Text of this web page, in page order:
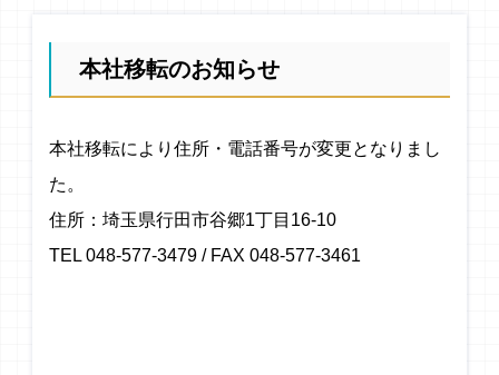
本社移転のお知らせ
本社移転により住所・電話番号が変更となりまし
た。
住所：埼玉県行田市谷郷1丁目16-10
TEL 048-577-3479 / FAX 048-577-3461